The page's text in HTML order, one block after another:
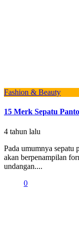
Fashion & Beauty
15 Merk Sepatu
4 tahun lalu
Pada umumnya sepatu
akan berpenampilan
undangan....
0